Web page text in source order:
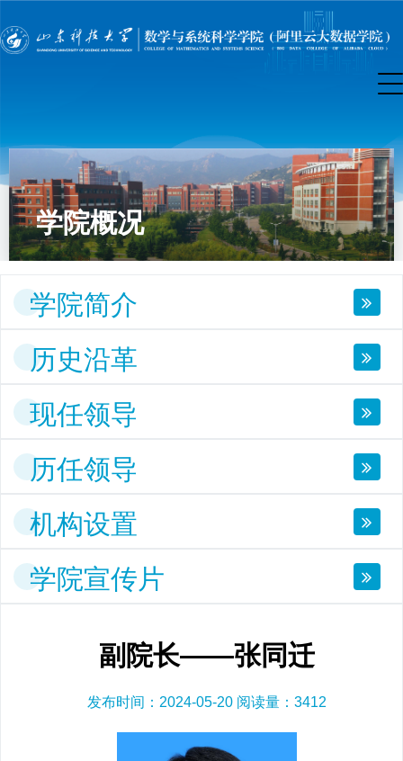
学院概况
学院简介
历史沿革
现任领导
历任领导
机构设置
学院宣传片
副院长——张同迁
发布时间：2024-05-20 阅读量： 3412